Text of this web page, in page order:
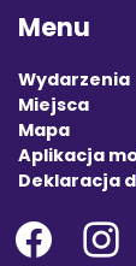
Menu
Wydarzenia
Miejsca
Mapa
Aplikacja
Deklaracja